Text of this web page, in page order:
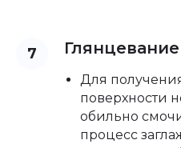
Глянцевание
Для
поверхности
обильно
процесс